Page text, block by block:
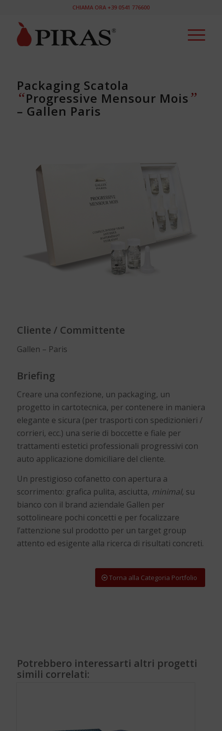
CHIAMA ORA +39 0541 776600
Packaging Scatola
“Progressive Mensour Mois”
– Gallen Paris
Cliente / Committente
Gallen – Paris
Briefing
Creare una confezione, un packaging, un
progetto in cartotecnica, per contenere in maniera
elegante e sicura (per trasporti con spedizionieri /
corrieri, ecc.) una serie di boccette e fiale per
trattamenti estetici professionali progressivi con
auto applicazione domiciliare del cliente.
Un prestigioso cofanetto con apertura a
scorrimento: grafica pulita, asciutta, minimal, su
bianco con il brand aziendale Gallen per
sottolineare pochi concetti e per focalizzare
l’attenzione sul prodotto per un target group
attento ed esigente alla ricerca di risultati concreti.
Torna alla Categoria Portfolio
Potrebbero interessarti altri progetti
simili correlati: